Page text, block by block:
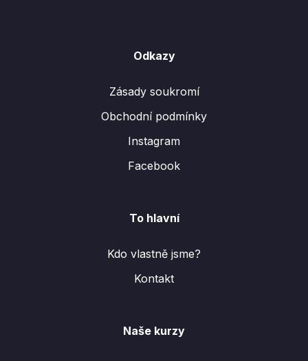
Odkazy
Zásady soukromí
Obchodní podmínky
Instagram
Facebook
To hlavní
Kdo vlastně jsme?
Kontakt
Naše kurzy